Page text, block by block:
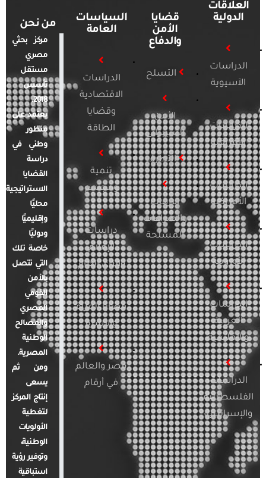
العلاقات
الدولية
الدراسات
الآسيوية
الدراسات
الأفريقية
الدراسات
الأمريكية
الدراسات
الأوروبية
الدراسات
العربية
والإقليمية
الدراسات
الفلسطينية
والإسرائيلية
قضايا
الأمن
والدفاع
التسلح
الأمن
السيبراني
التطرف
الإرهاب
والصراعات
المسلحة
السياسات
العامة
الدراسات
الاقتصادية
وقضايا
الطاقة
تنمية
ومجتمع
دراسات
الإعلام
والرأي العام
قضايا المرأة
والأسرة
مصر والعالم
في أرقام
من نحن
مركز بحثي
مصري
مستقل
تأسس
2018.
يعتمد على
منظور
وطني في
دراسة
القضايا
الاستراتيجية
محليًا
وإقليميًا
ودوليًا
خاصة تلك
التي تتصل
بالأمن
القومي
المصري
والمصالح
الوطنية
المصرية.
ومن ثم
يسعى
إنتاج المركز
لتغطية
الأولويات
الوطنية،
وتوفير رؤية
استباقية